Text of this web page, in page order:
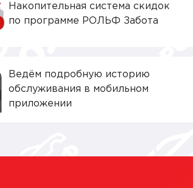
Накопительная система скидок
по программе РОЛЬФ Забота
Ведём подробную историю
обслуживания в мобильном
приложении